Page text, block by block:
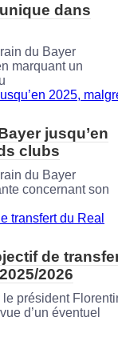
dans
du Bayer
marquant un
jusqu’en
clubs
du Bayer
concernant son
de
2026
président
d’un éventuel